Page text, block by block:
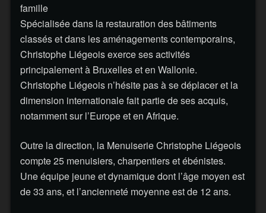
famille
Spécialisée dans la restauration des bâtiments
classés et dans les aménagements contemporains,
Christophe Liégeois exerce ses activités
principalement à Bruxelles et en Wallonie.
Christophe Liégeois n’hésite pas à se déplacer et la
dimension internationale fait partie de ses acquis,
notamment sur l’Europe et en Afrique.
Outre la direction, la Menuiserie Christophe Liégeois
compte 25 menuisiers, charpentiers et ébénistes.
Une équipe jeune et dynamique dont l’âge moyen est
de 33 ans, et l’ancienneté moyenne est de 12 ans.